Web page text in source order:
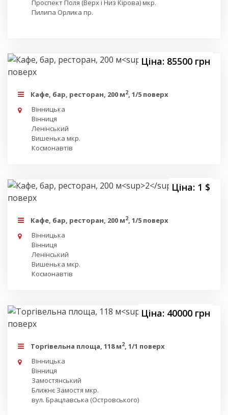
Проспект Поля (Верх і Низ Кірова) мкр.
Пилипа Орлика пр.
Ціна: 85500 грн
Кафе, бар, ресторан, 200 м2, 1/5 поверх
Вінницька
Вінниця
Ленінський
Вишенька мкр.
Космонавтів
Ціна: 1 $
Кафе, бар, ресторан, 200 м2, 1/5 поверх
Вінницька
Вінниця
Ленінський
Вишенька мкр.
Космонавтів
Ціна: 40000 грн
Торгівельна площа, 118 м2, 1/1 поверх
Вінницька
Вінниця
Замостянський
Ближнє Замостя мкр.
вул. Брацлавська (Островського)